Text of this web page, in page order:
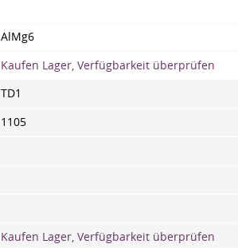
AlMg6
Kaufen Lager, Verfügbarkeit überprüfen
TD1
1105
Kaufen Lager, Verfügbarkeit überprüfen